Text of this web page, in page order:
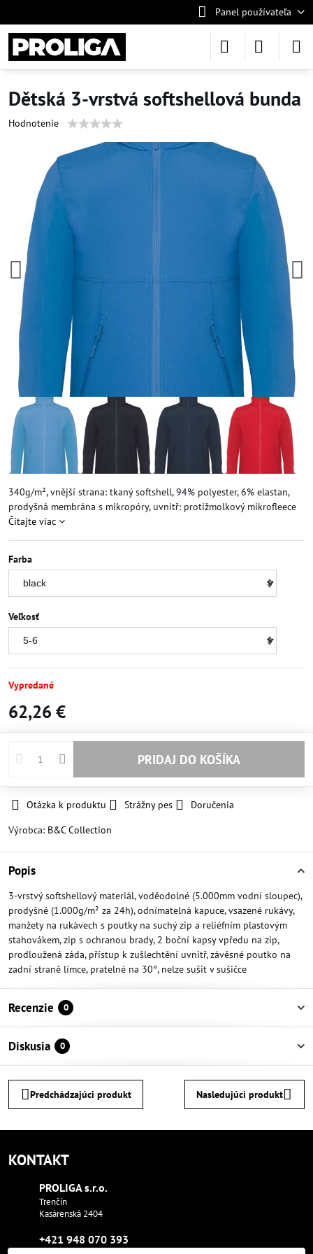
Panel používateľa
Dětská 3-vrstvá softshellová bunda
Hodnotenie
340g/m², vnější strana: tkaný softshell, 94% polyester, 6% elastan,
prodyšná membrána s mikropóry, uvnitř: protižmolkový mikrofleece
Čítajte viac
Farba
Veľkosť
Vypredané
62,26 €
PRIDAJ DO KOŠÍKA
Otázka k produktu Strážny pes
Doručenia
Výrobca: B&C Collection
Popis
3-vrstvý softshellový materiál, voděodolné (5.000mm vodní sloupec),
prodyšné (1.000g/m² za 24h), odnímatelná kapuce, vsazené rukávy,
manžety na rukávech s poutky na suchý zip a reliéfním plastovým
stahovákem, zip s ochranou brady, 2 boční kapsy vpředu na zip,
prodloužená záda, přístup k zušlechtění uvnitř, závěsné poutko na
zadní straně límce, pratelné na 30°, nelze sušit v sušičce
Recenzie 0
Diskusia 0
Predchádzajúci produkt Nasledujúci produkt
KONTAKT
PROLIGA s​.r​.o​.
Trenčín
Kasárenská 2404
+421 948 070 393